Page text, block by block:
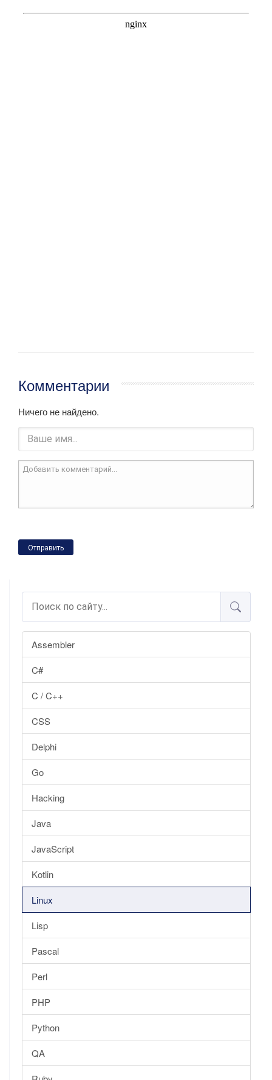
Assembler
C#
C / C++
CSS
Delphi
Go
Hacking
Java
JavaScript
Kotlin
Linux
Lisp
Pascal
Perl
PHP
Python
QA
Комментарии
Ничего не найдено.
Отправить